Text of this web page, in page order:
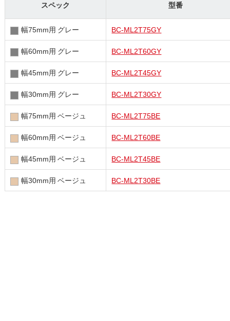
スペック 型番
幅75mm用 グレー BC-ML2T75GY
幅60mm用 グレー BC-ML2T60GY
幅45mm用 グレー BC-ML2T45GY
幅30mm用 グレー BC-ML2T30GY
幅75mm用 ベージュ BC-ML2T75BE
幅60mm用 ベージュ BC-ML2T60BE
幅45mm用 ベージュ BC-ML2T45BE
幅30mm用 ベージュ BC-ML2T30BE